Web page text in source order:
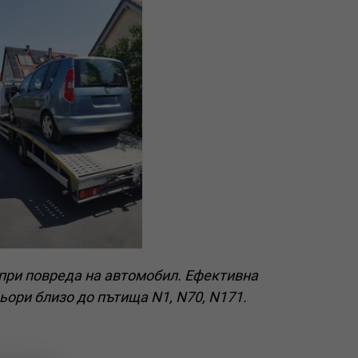
повреда на автомобил. Ефективна
близо до пътища N1, N70, N171.